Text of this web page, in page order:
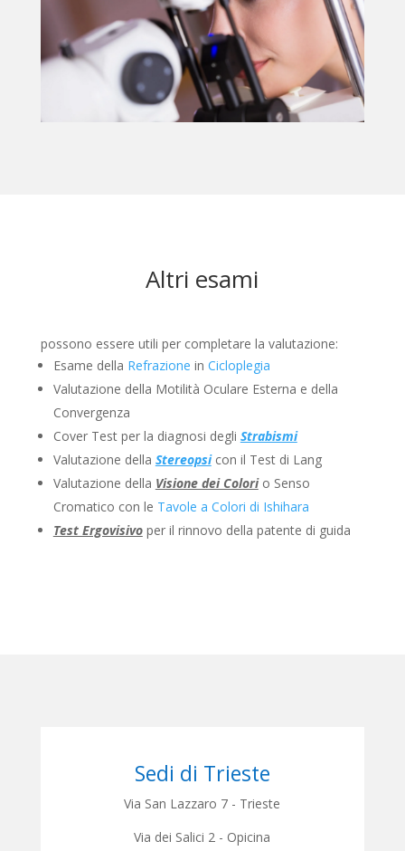
Altri esami
possono essere utili per completare la valutazione:
Esame della Refrazione in Cicloplegia
Valutazione della Motilità Oculare Esterna e della
Convergenza
Cover Test per la diagnosi degli Strabismi
Valutazione della Stereopsicon il Test di Lang
Valutazione della Visione dei Colorio Senso
Cromatico con le Tavole a Colori di Ishihara
Test Ergovisivoper il rinnovo della patente di guida
Sedi di Trieste
Via San Lazzaro 7 - Trieste
Via dei Salici 2 - Opicina